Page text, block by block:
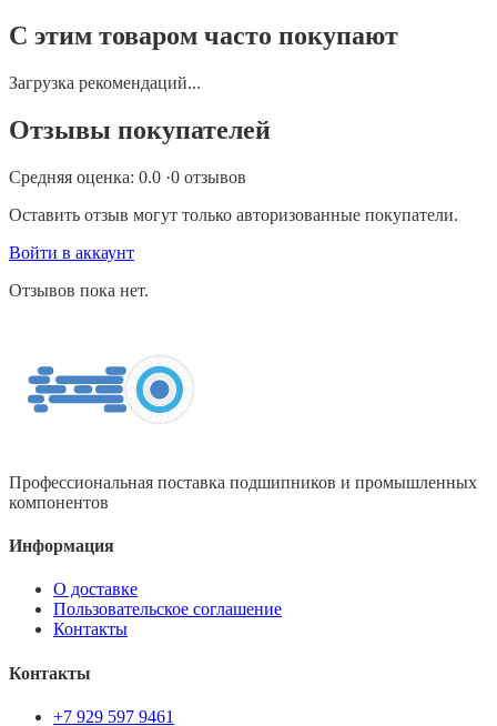
С этим товаром часто покупают
Загрузка рекомендаций...
Отзывы покупателей
Средняя оценка: 0.0 ·0 отзывов
Оставить отзыв могут только авторизованные покупатели.
Войти в аккаунт
Отзывов пока нет.
Профессиональная поставка подшипников и промышленных
компонентов
Информация
О доставке
Пользовательское соглашение
Контакты
Контакты
+7 929 597 9461